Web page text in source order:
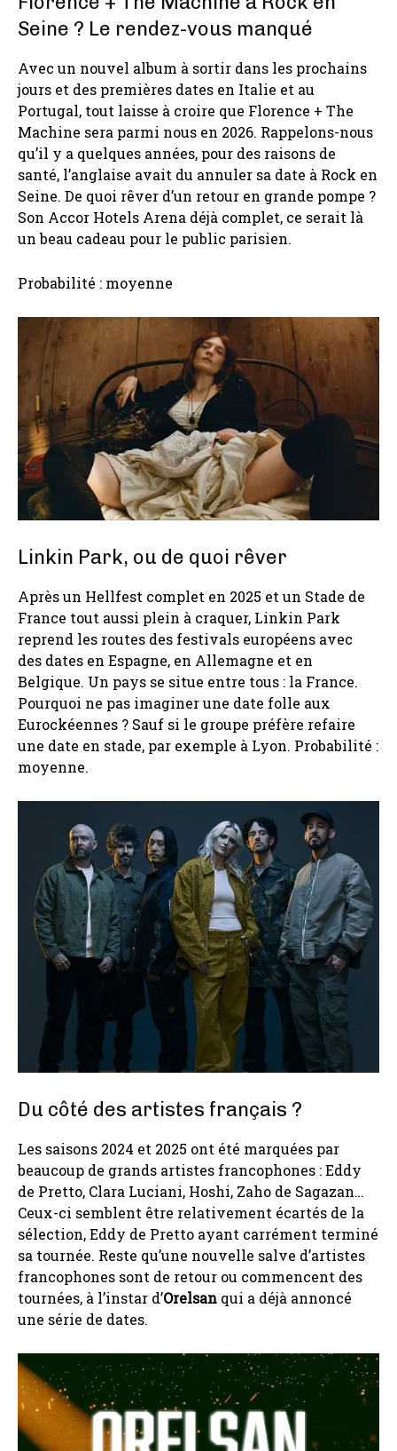
Seine ? Le rendez-vous manqué
Avec un nouvel album à sortir dans les prochains
jours et des premières dates en Italie et au
Portugal, tout laisse à croire que Florence + The
Machine sera parmi nous en 2026. Rappelons-nous
qu’il y a quelques années, pour des raisons de
santé, l’anglaise avait du annuler sa date à Rock en
Seine. De quoi rêver d’un retour en grande pompe ?
Son Accor Hotels Arena déjà complet, ce serait là
un beau cadeau pour le public parisien.
Probabilité : moyenne
Linkin Park, ou de quoi rêver
Après un Hellfest complet en 2025 et un Stade de
France tout aussi plein à craquer, Linkin Park
reprend les routes des festivals européens avec
des dates en Espagne, en Allemagne et en
Belgique. Un pays se situe entre tous : la France.
Pourquoi ne pas imaginer une date folle aux
Eurockéennes ? Sauf si le groupe préfère refaire
une date en stade, par exemple à Lyon. Probabilité :
moyenne.
Du côté des artistes français ?
Les saisons 2024 et 2025 ont été marquées par
beaucoup de grands artistes francophones : Eddy
de Pretto, Clara Luciani, Hoshi, Zaho de Sagazan…
Ceux-ci semblent être relativement écartés de la
sélection, Eddy de Pretto ayant carrément terminé
sa tournée. Reste qu’une nouvelle salve d’artistes
francophones sont de retour ou commencent des
tournées, à l’instar d’Orelsan qui a déjà annoncé
une série de dates.